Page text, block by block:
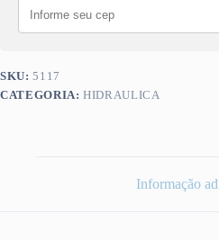
SKU:5117
CATEGORIA:HIDRAULICA
Informação